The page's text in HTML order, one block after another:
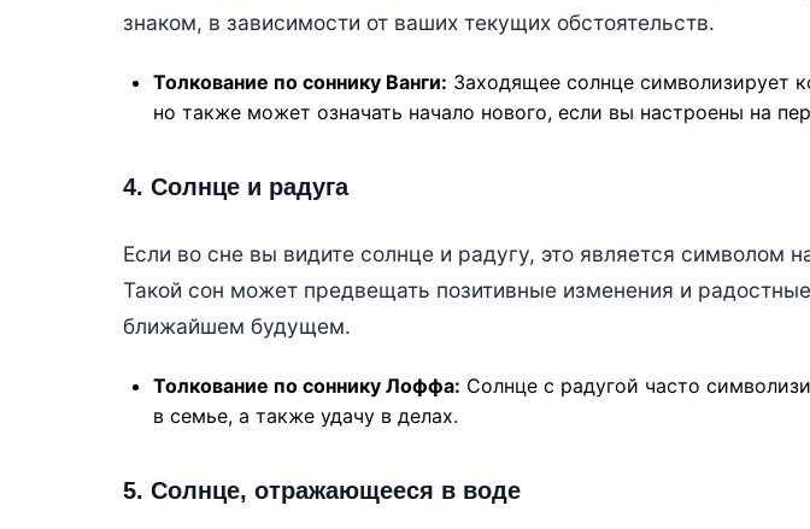
знаком, в зависимости от ваших текущих обстоятельств.
Толкование по соннику Ванги: Заходящее солнце символизирует
но также может означать начало нового, если вы настроены на
4. Солнце и радуга
Если во сне вы видите солнце и радугу, это является символом
Такой сон может предвещать позитивные изменения и
ближайшем будущем.
Толкование по соннику Лоффа: Солнце с радугой часто
в семье, а также удачу в делах.
5. Солнце, отражающееся в воде